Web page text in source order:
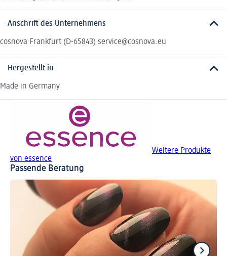
Anschrift des Unternehmens
cosnova Frankfurt (D-65843) service@cosnova.eu
Hergestellt in
Made in Germany
Weitere Produkte
von essence
Passende Beratung